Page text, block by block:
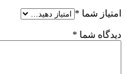
امتیاز شما *
دیدگاه شما *